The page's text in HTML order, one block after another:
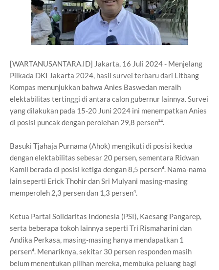
[WARTANUSANTARA.ID] Jakarta, 16 Juli 2024 - Menjelang
Pilkada DKI Jakarta 2024, hasil survei terbaru dari Litbang
Kompas menunjukkan bahwa Anies Baswedan meraih
elektabilitas tertinggi di antara calon gubernur lainnya. Survei
yang dilakukan pada 15-20 Juni 2024 ini menempatkan Anies
di posisi puncak dengan perolehan 29,8 persen¹⁴.
Basuki Tjahaja Purnama (Ahok) mengikuti di posisi kedua
dengan elektabilitas sebesar 20 persen, sementara Ridwan
Kamil berada di posisi ketiga dengan 8,5 persen⁴. Nama-nama
lain seperti Erick Thohir dan Sri Mulyani masing-masing
memperoleh 2,3 persen dan 1,3 persen⁴.
Ketua Partai Solidaritas Indonesia (PSI), Kaesang Pangarep,
serta beberapa tokoh lainnya seperti Tri Rismaharini dan
Andika Perkasa, masing-masing hanya mendapatkan 1
persen⁴. Menariknya, sekitar 30 persen responden masih
belum menentukan pilihan mereka, membuka peluang bagi